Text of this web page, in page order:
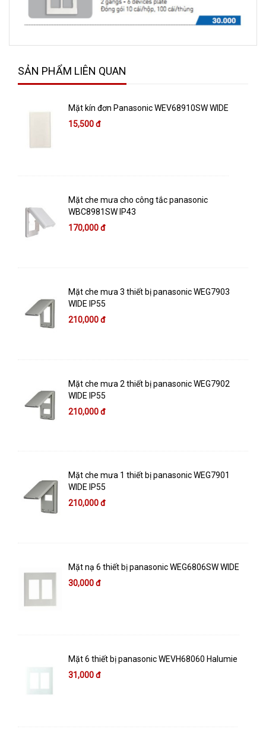
SẢN PHẨM LIÊN QUAN
Mặt kín đơn Panasonic WEV68910SW WIDE
15,500 đ
Mặt che mưa cho công tắc panasonic
WBC8981SW IP43
170,000 đ
Mặt che mưa 3 thiết bị panasonic WEG7903
WIDE IP55
210,000 đ
Mặt che mưa 2 thiết bị panasonic WEG7902
WIDE IP55
210,000 đ
Mặt che mưa 1 thiết bị panasonic WEG7901
WIDE IP55
210,000 đ
Mặt nạ 6 thiết bị panasonic WEG6806SW WIDE
30,000 đ
Mặt 6 thiết bị panasonic WEVH68060 Halumie
31,000 đ